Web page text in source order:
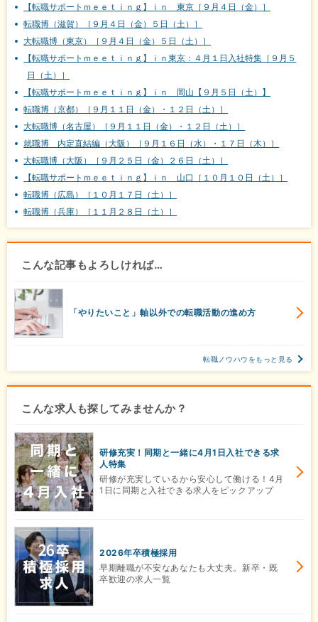
【転職サポートｍｅｅｔｉｎｇ】ｉｎ 東京［９月４日（金）］
転職博（滋賀）［９月４日（金）５日（土）］
大転職博（東京）［９月４日（金）５日（土）］
【転職サポートｍｅｅｔｉｎｇ】ｉｎ東京：４月１日入社特集［９月５
日（土）］
【転職サポートｍｅｅｔｉｎｇ】ｉｎ 岡山【９月５日（土）】
転職博（京都）［９月１１日（金）・１２日（土）］
大転職博（名古屋）［９月１１日（金）・１２日（土）］
就職博 内定直結編（大阪）［９月１６日（水）・１７日（木）］
大転職博（大阪）［９月２５日（金）２６日（土）］
【転職サポートｍｅｅｔｉｎｇ】ｉｎ 山口［１０月１０日（土）］
転職博（広島）［１０月１７日（土）］
転職博（兵庫）［１１月２８日（土）］
こんな記事もよろしければ…
「やりたいこと」軸以外での転職活動の進め方
転職ノウハウをもっと見る
こんな求人も探してみませんか？
研修充実！同期と一緒に4月1日入社できる求
人特集
研修が充実しているから安心して働ける！4月
1日に同期と入社できる求人をピックアップ
2026年卒積極採用
早期離職が不安なあなたも大丈夫。新卒・既
卒歓迎の求人一覧